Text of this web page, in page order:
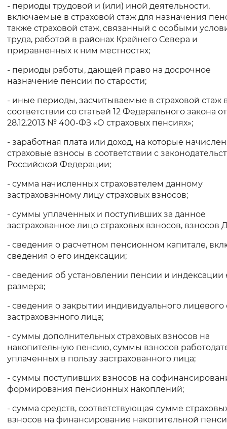
- периоды трудовой и (или) иной деятельности,
включаемые в страховой стаж для назначения
также страховой стаж, связанный с особыми
труда, работой в районах Крайнего Севера и
приравненных к ним местностях;
- периоды работы, дающей право на досрочное
назначение пенсии по старости;
- иные периоды, засчитываемые в страховой стаж
соответствии со статьей 12 Федерального закона от
28.12.2013 № 400-ФЗ «О страховых пенсиях»;
- заработная плата или доход, на которые
страховые взносы в соответствии с
Российской Федерации;
- сумма начисленных страхователем данному
застрахованному лицу страховых взносов;
- суммы уплаченных и поступивших за данное
застрахованное лицо страховых взносов, взносов
- сведения о расчетном пенсионном капитале,
сведения о его индексации;
- сведения об установлении пенсии и индексации
размера;
- сведения о закрытии индивидуального лицевого
застрахованного лица;
- суммы дополнительных страховых взносов на
накопительную пенсию, суммы взносов
уплаченных в пользу застрахованного лица;
- суммы поступивших взносов на
формирования пенсионных накоплений;
- сумма средств, соответствующая сумме
взносов на финансирование накопительной